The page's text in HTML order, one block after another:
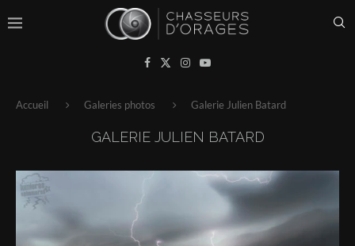
Accueil Galeries photos Galerie Julien Batard
GALERIE JULIEN BATARD